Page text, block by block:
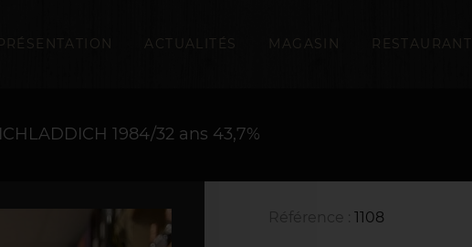
ACTUALITÉS MAGASIN RESTAURANT
1984/32 ans 43,7%
Référence : 1108